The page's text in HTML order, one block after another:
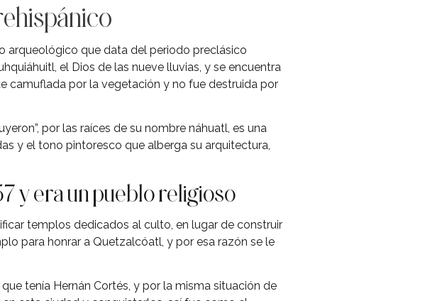
arqueológico que data del periodo preclásico
el Dios de las nueve lluvias, y se encuentra
camuflada por la vegetación y no fue destruida por
por las raíces de su nombre náhuatl, es una
y el tono pintoresco que alberga su arquitectura,
y era un pueblo religioso
templos dedicados al culto, en lugar de construir
para honrar a Quetzalcóatl, y por esa razón se le
tenía Hernán Cortés, y por la misma situación de